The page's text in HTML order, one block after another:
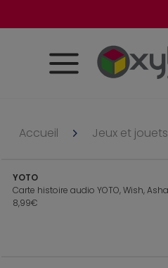
Accueil Jeux et jouets
YOTO
8,99€